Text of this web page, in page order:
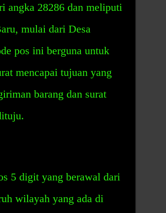
angka 28286 dan meliputi
mulai dari Desa
pos ini berguna untuk
mencapai tujuan yang
barang dan surat
5 digit yang berawal dari
wilayah yang ada di